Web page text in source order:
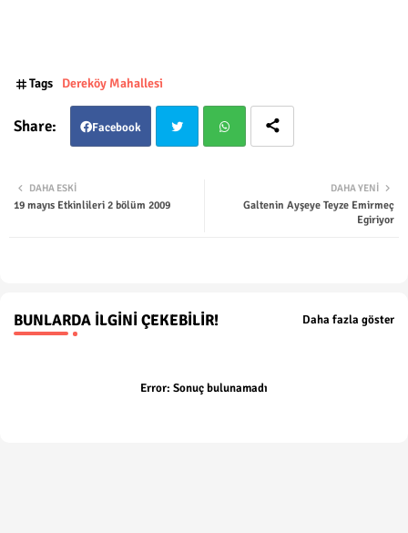
Tags Dereköy Mahallesi
Facebook
ter
DAHA YENI
Galtenin Ayşeye Teyze Emirmeç
Egiriyor
DAHA ESKI
19 mayıs Etkinlileri 2 bölüm 2009
BUNLARDA İLGINI ÇEKEBILIR! Daha fazla göster
Error: Sonuç bulunamadı